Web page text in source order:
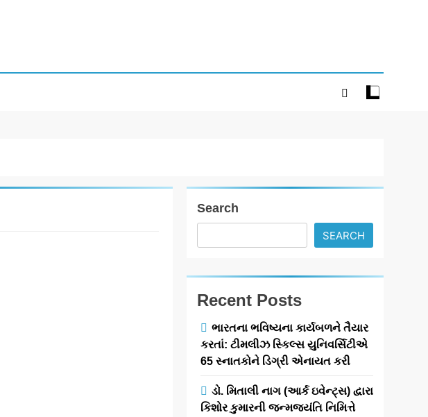
ડ્રામાથી ભરપૂર
સુપરહિટ
‘મિજાજ’ હવે
૨૫ જૂનથી
થશે સ્ટ્રીમ!
Search
SEARCH
Recent Posts
ભારતના ભવિષ્યના કાર્યબળને તૈયાર
કરતાં: ટીમલીઝ સ્કિલ્સ યુનિવર્સિટીએ
65 સ્નાતકોને ડિગ્રી એનાયત કરી
ડો. મિતાલી નાગ (આર્ક ઇવેન્ટ્સ) દ્વારા
કિશોર કુમારની જન્મજયંતિ નિમિત્તે